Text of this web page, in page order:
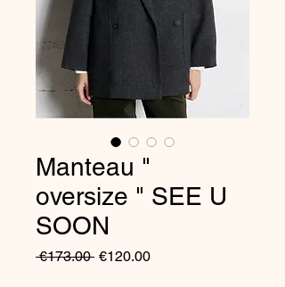
Manteau "
oversize " SEE U
SOON
€173.00 Regular
€120.00Sale